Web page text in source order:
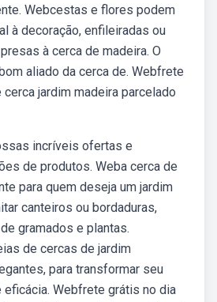
Webcestas e flores podem
à decoração, enfileiradas ou
à cerca de madeira. O
aliado da cerca de. Webfrete
jardim madeira parcelado
incríveis ofertas e
de produtos. Weba cerca de
para quem deseja um jardim
canteiros ou bordaduras,
gramados e plantas.
de cercas de jardim
para transformar seu
Webfrete grátis no dia